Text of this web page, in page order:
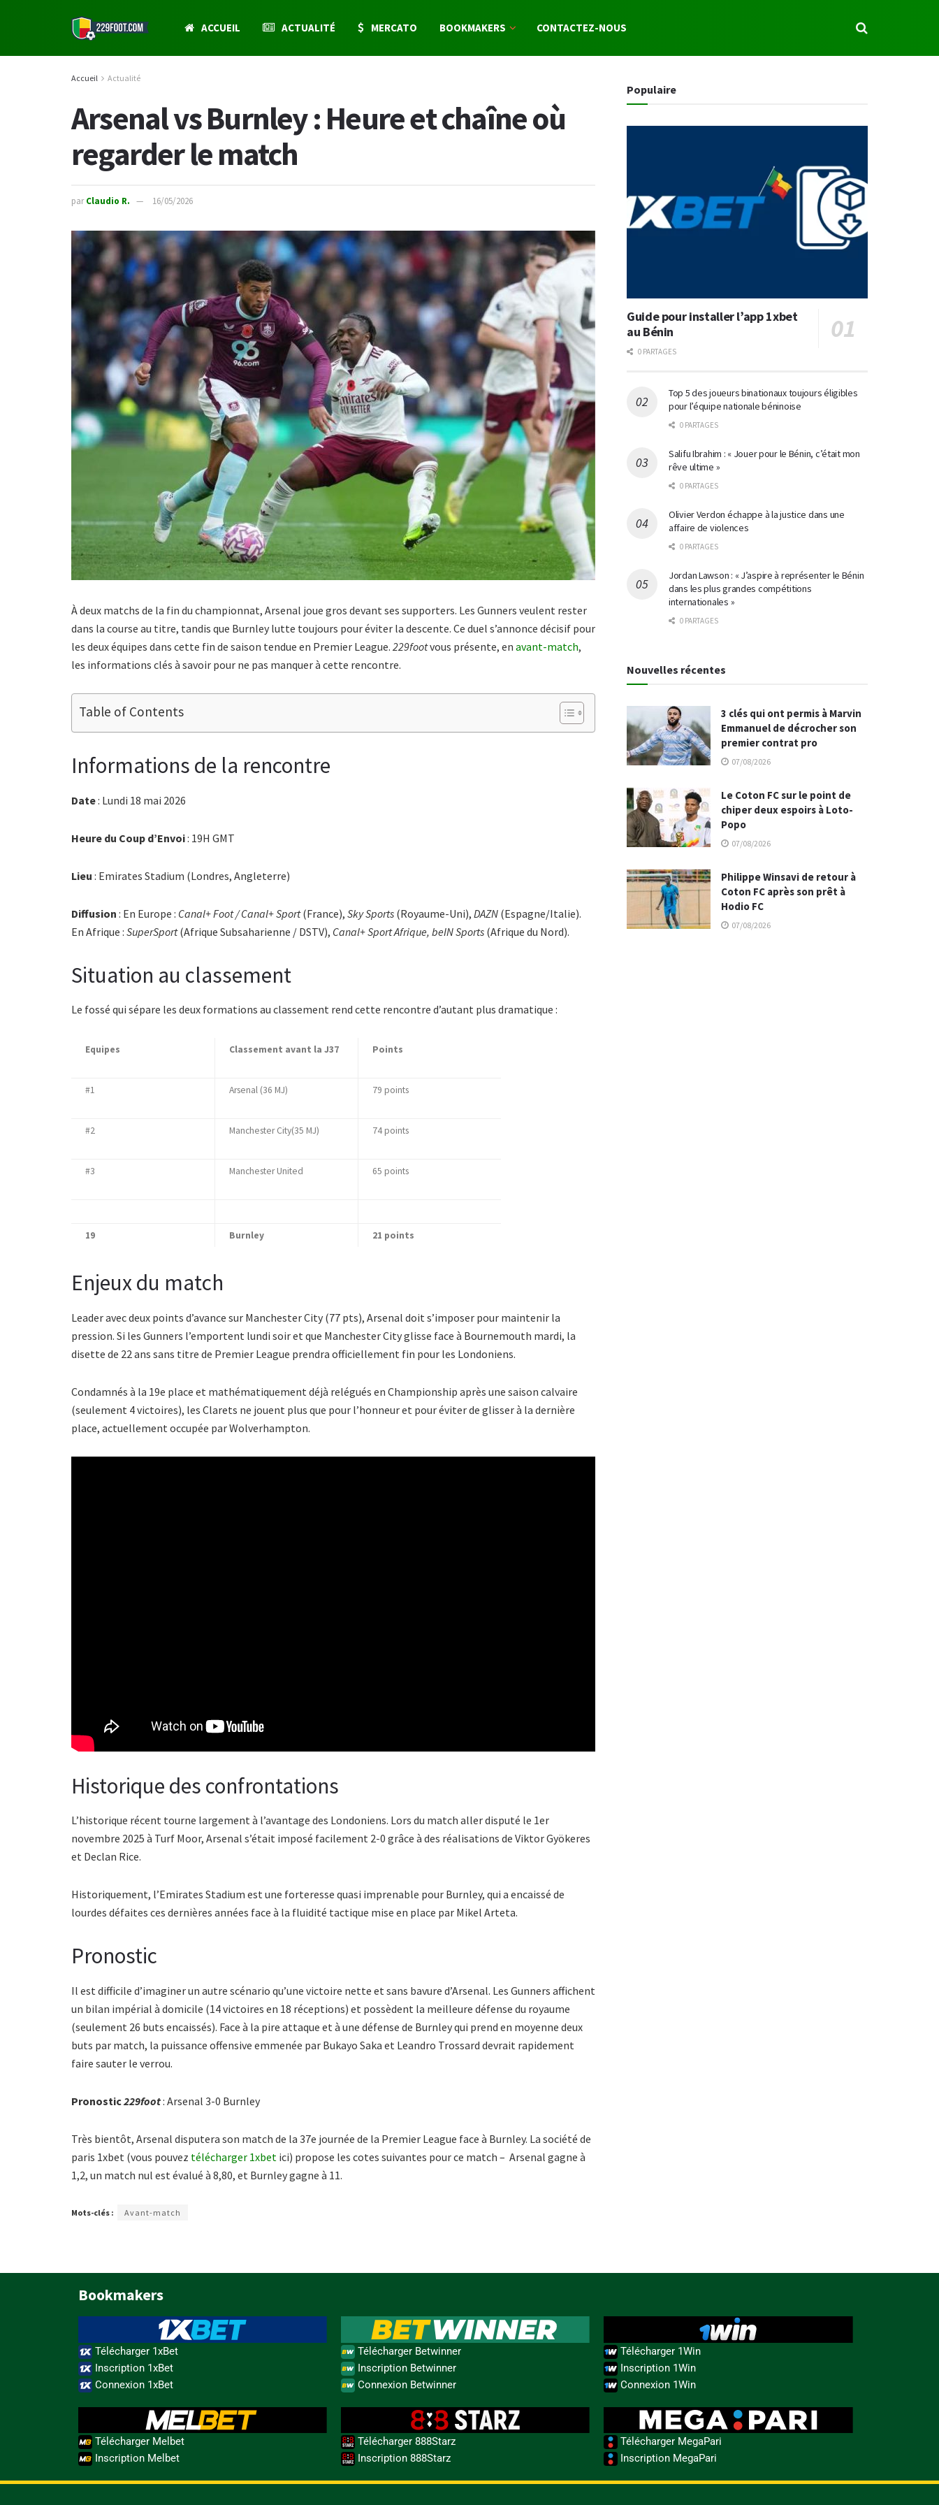
ACCUEIL ACTUALITÉ MERCATO BOOKMAKERS CONTACTEZ-NOUS
Accueil Actualité
Arsenal vs Burnley : Heure et chaîne où
regarder le match
par Claudio R. 16/05/2026
À deux matchs de la fin du championnat, Arsenal joue gros devant ses supporters. Les Gunners veulent rester
dans la course au titre, tandis que Burnley lutte toujours pour éviter la descente. Ce duel s’annonce décisif pour
les deux équipes dans cette fin de saison tendue en Premier League. 229footvous présente, en avant-match,
les informations clés à savoir pour ne pas manquer à cette rencontre.
Table of Contents
Informations de la rencontre
Date: Lundi 18 mai 2026
Heure du Coup d’Envoi: 19H GMT
Lieu : Emirates Stadium (Londres, Angleterre)
Diffusion : En Europe : Canal+ Foot / Canal+ Sport(France), Sky Sports (Royaume-Uni), DAZN (Espagne/Italie).
En Afrique : SuperSport(Afrique Subsaharienne / DSTV), Canal+ Sport Afrique, beIN Sports (Afrique du Nord).
Situation au classement
Le fossé qui sépare les deux formations au classement rend cette rencontre d’autant plus dramatique :
Equipes Classement avant la J37 Points
#1 Arsenal (36 MJ) 79 points
#2 Manchester City(35 MJ) 74 points
#3 Manchester United 65 points
19 Burnley 21 points
Enjeux du match
Leader avec deux points d’avance sur Manchester City (77 pts), Arsenal doit s’imposer pour maintenir la
pression. Si les Gunners l’emportent lundi soir et que Manchester City glisse face à Bournemouth mardi, la
disette de 22 ans sans titre de Premier League prendra officiellement fin pour les Londoniens.
Condamnés à la 19e place et mathématiquement déjà relégués en Championship après une saison calvaire
(seulement 4 victoires), les Clarets ne jouent plus que pour l’honneur et pour éviter de glisser à la dernière
place, actuellement occupée par Wolverhampton.
Historique des confrontations
L’historique récent tourne largement à l’avantage des Londoniens. Lors du match aller disputé le 1er
novembre 2025 à Turf Moor, Arsenal s’était imposé facilement 2-0 grâce à des réalisations de Viktor Gyökeres
et Declan Rice.
Historiquement, l’Emirates Stadium est une forteresse quasi imprenable pour Burnley, qui a encaissé de
lourdes défaites ces dernières années face à la fluidité tactique mise en place par Mikel Arteta.
Pronostic
Il est difficile d’imaginer un autre scénario qu’une victoire nette et sans bavure d’Arsenal. Les Gunners affichent
un bilan impérial à domicile (14 victoires en 18 réceptions) et possèdent la meilleure défense du royaume
(seulement 26 buts encaissés). Face à la pire attaque et à une défense de Burnley qui prend en moyenne deux
buts par match, la puissance offensive emmenée par Bukayo Saka et Leandro Trossard devrait rapidement
faire sauter le verrou.
Pronostic229foot: Arsenal 3-0 Burnley
Très bientôt, Arsenal disputera son match de la 37e journée de la Premier League face à Burnley. La société de
paris 1xbet (vous pouvez télécharger 1xbet ici) propose les cotes suivantes pour ce match – Arsenal gagne à
1,2, un match nul est évalué à 8,80, et Burnley gagne à 11.
Mots-clés : Avant-match
Populaire
Guide pour installer l’app 1xbet
au Bénin
0 PARTAGES
Top 5 des joueurs binationaux toujours éligibles
pour l’équipe nationale béninoise
0 PARTAGES
Salifu Ibrahim : « Jouer pour le Bénin, c’était mon
rêve ultime »
0 PARTAGES
Olivier Verdon échappe à la justice dans une
affaire de violences
0 PARTAGES
Jordan Lawson : « J’aspire à représenter le Bénin
dans les plus grandes compétitions
internationales »
0 PARTAGES
Nouvelles récentes
3 clés qui ont permis à Marvin
Emmanuel de décrocher son
premier contrat pro
07/08/2026
Le Coton FC sur le point de
chiper deux espoirs à Loto-
Popo
07/08/2026
Philippe Winsavi de retour à
Coton FC après son prêt à
Hodio FC
07/08/2026
Bookmakers
Télécharger 1xBet
Inscription 1xBet
Connexion 1xBet
Télécharger Betwinner
Inscription Betwinner
Connexion Betwinner
Télécharger 1Win
Inscription 1Win
Connexion 1Win
Télécharger Melbet
Inscription Melbet
Télécharger 888Starz
Inscription 888Starz
Télécharger MegaPari
Inscription MegaPari